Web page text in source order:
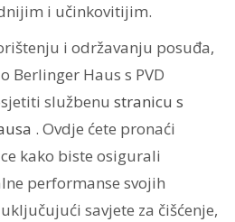
i učinkovitijim.
i održavanju posuđa,
Berlinger Haus s PVD
službenu stranicu s
. Ovdje ćete pronaći
kako biste osigurali
performanse svojih
savjete za čišćenje,